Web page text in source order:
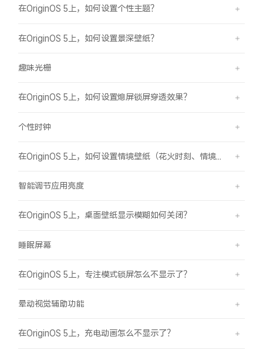
在OriginOS 5上，如何设置个性主题？
在OriginOS 5上，如何设置景深壁纸？
趣味光栅
在OriginOS 5上，如何设置熄屏锁屏穿透效果？
个性时钟
智能调节应用亮度
在OriginOS 5上，桌面壁纸显示模糊如何关闭？
睡眠屏幕
在OriginOS 5上，专注模式锁屏怎么不显示了？
晕动视觉辅助功能
在OriginOS 5上，充电动画怎么不显示了？